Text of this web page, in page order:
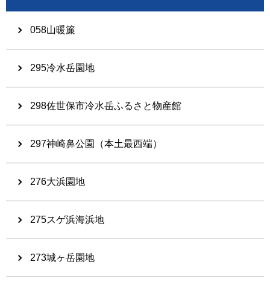
058山暖簾
295冷水岳園地
298佐世保市冷水岳ふるさと物産館
297神崎鼻公園（本土最西端）
276大浜園地
275スゲ浜海浜地
273城ヶ岳園地